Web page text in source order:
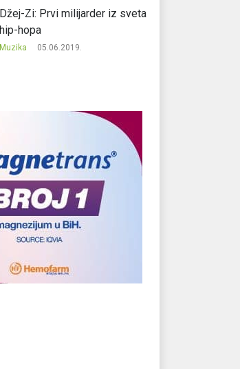
Džej-Zi: Prvi milijarder iz sveta
hip-hopa
Muzika 05.06.2019.